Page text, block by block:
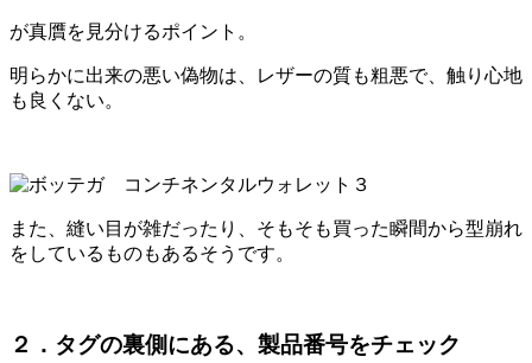
が真贋を見分けるポイント。
明らかに出来の悪い偽物は、レザーの質も粗悪で、触り心地
も良くない。
また、縫い目が雑だったり、そもそも買った瞬間から型崩れ
をしているものもあるそうです。
２．タグの裏側にある、製品番号をチェック